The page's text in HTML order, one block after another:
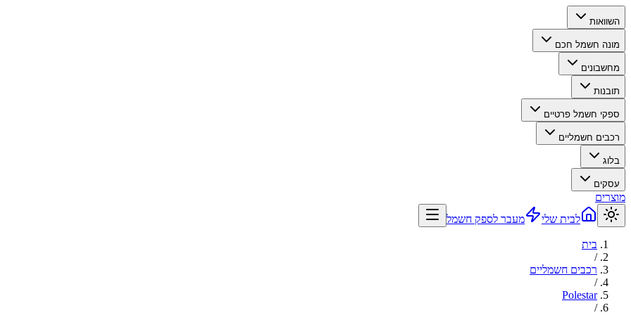
השוואות
מונה חשמל חכם
מחשבונים
תובנות
ספקי חשמל פרטיים
רכבים חשמליים
בלוג
עסקים
מוצרים
לבית שלי
מעבר לספק חשמל
בית
/
רכבים חשמליים
/
Polestar
/